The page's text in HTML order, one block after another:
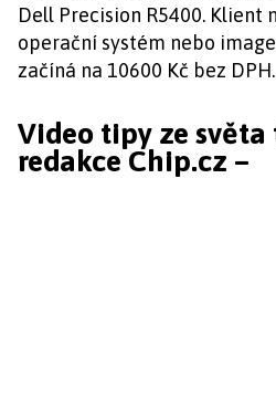
Dell Precision R5400. Klient
operační systém nebo
začíná na 10600 Kč bez DPH.
Video tipy ze
redakce Chip.cz –